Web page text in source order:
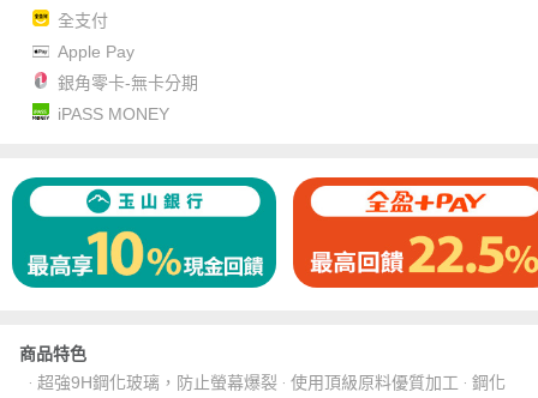
全支付
Apple Pay
銀角零卡-無卡分期
iPASS MONEY
商品特色
‧ 超強9H鋼化玻璃，防止螢幕爆裂 ‧ 使用頂級原料優質加工 ‧ 鋼化